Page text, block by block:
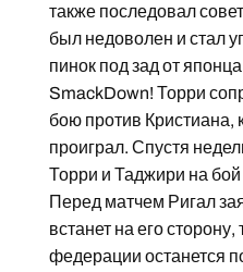
также последовал
был недоволен и стал
пинок под зад от
SmackDown! Торри
бою против Кристиана,
проиграл. Спустя
Торри и Таджири на
Перед матчем Ригал
встанет на его
федерации останется